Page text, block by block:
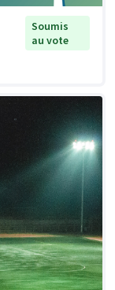
Soumis
au vote